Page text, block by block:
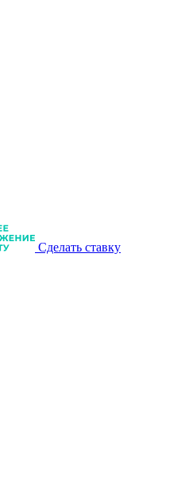
Сделать ставку